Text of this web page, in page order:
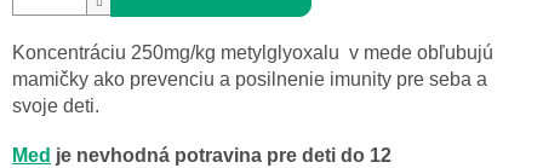
Koncentráciu 250mg/kg metylglyoxalu v mede obľubujú
mamičky ako prevenciu a posilnenie imunity pre seba a
svoje deti.
Med je nevhodná potravina pre deti do 12